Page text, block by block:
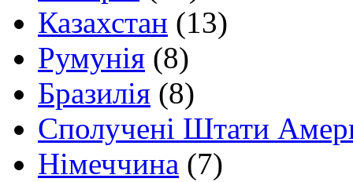
Казахстан (13)
Румунія (8)
Бразилія (8)
Сполучені Штати
Німеччина (7)